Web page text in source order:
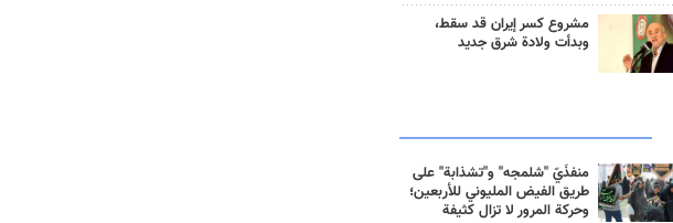
مشروع كسر إيران قد سقط،
وبدأت ولادة شرق جديد
منفذَيّ "شلمجه" و"تشذابة" على
طريق الفيض المليوني للأربعين؛
وحركة المرور لا تزال كثيفة